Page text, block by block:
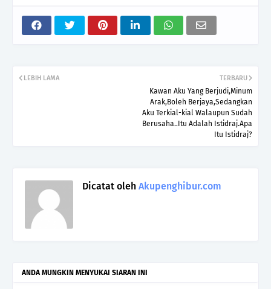
TERBARU
Kawan Aku Yang Berjudi,Minum
Arak,Boleh Berjaya,Sedangkan
Aku Terkial-kial Walaupun Sudah
Berusaha..Itu Adalah Istidraj.Apa
Itu Istidraj?
LEBIH LAMA
Dicatat oleh Akupenghibur.com
ANDA MUNGKIN MENYUKAI SIARAN INI